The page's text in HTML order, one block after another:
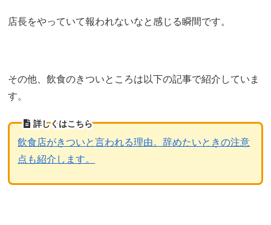
店長をやっていて報われないなと感じる瞬間です。
その他、飲食のきついところは以下の記事で紹介していま
す。
詳しくはこちら
飲食店がきついと言われる理由。辞めたいときの注意
点も紹介します。